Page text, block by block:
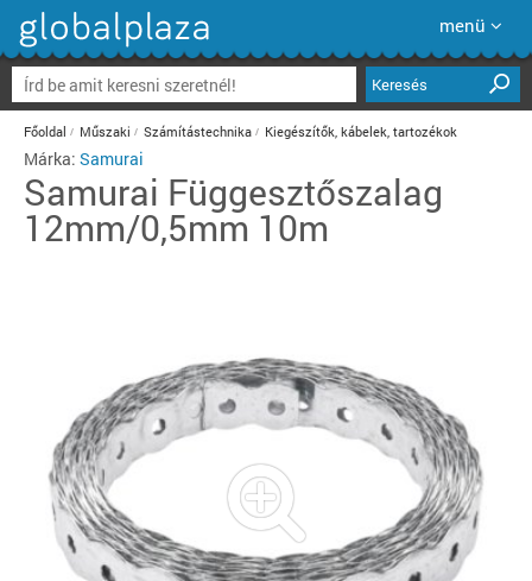
menü
Keresés
Főoldal Műszaki Számítástechnika Kiegészítők, kábelek, tartozékok
Márka: Samurai
Samurai Függesztőszalag
12mm/0,5mm 10m